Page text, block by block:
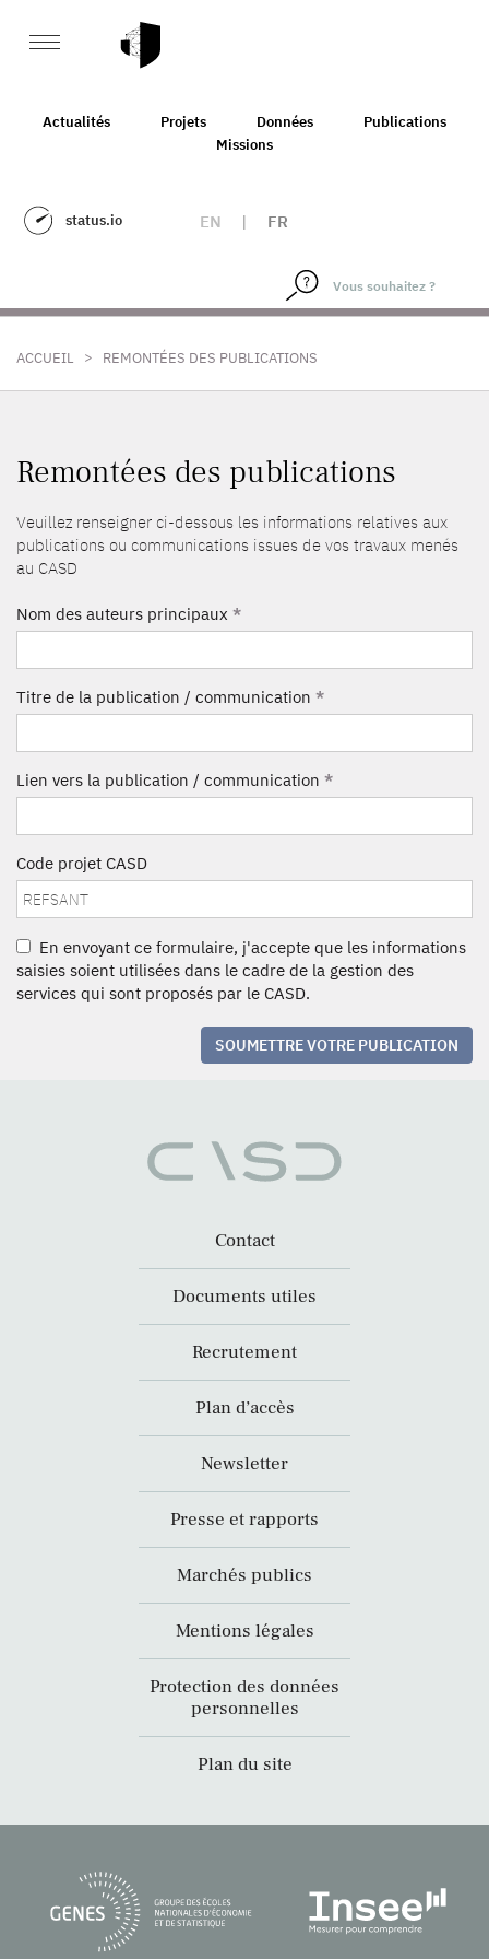
Actualités Projets Données
Publications
Missions
status.io EN | FR
ACCUEIL > REMONTÉES DES PUBLICATIONS
Remontées des publications
Veuillez renseigner ci-dessous les informations relatives aux
publications ou communications issues de vos travaux menés
au CASD
Nom des auteurs principaux *
Titre de la publication / communication *
Lien vers la publication / communication *
Code projet CASD
En envoyant ce formulaire, j'accepte que les informations
saisies soient utilisées dans le cadre de la gestion des
services qui sont proposés par le CASD.
SOUMETTRE VOTRE PUBLICATION
Contact
Documents utiles
Recrutement
Plan d’accès
Newsletter
Presse et rapports
Marchés publics
Mentions légales
Protection des données
personnelles
Plan du site